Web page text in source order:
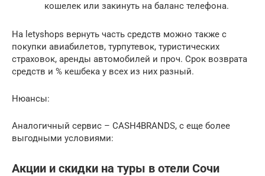
кошелек или закинуть на баланс телефона.
На letyshops вернуть часть средств можно также с
покупки авиабилетов, турпутевок, туристических
страховок, аренды автомобилей и проч. Срок возврата
средств и % кешбека у всех из них разный.
Нюансы:
Аналогичный сервис – CASH4BRANDS, с еще более
выгодными условиями:
Акции и скидки на туры в отели Сочи